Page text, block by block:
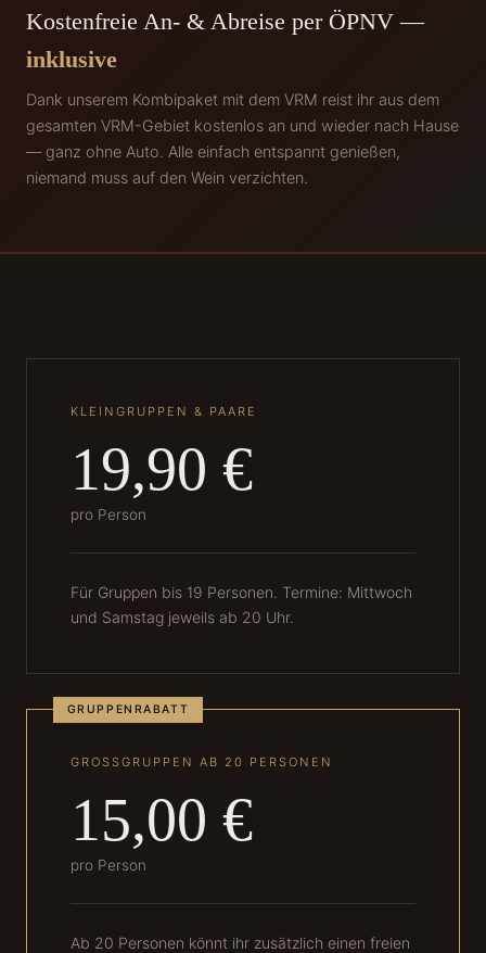
Kostenfreie An- & Abreise per ÖPNV —
inklusive
Dank unserem Kombipaket mit dem VRM reist ihr aus dem
gesamten VRM-Gebiet kostenlos an und wieder nach Hause
— ganz ohne Auto. Alle einfach entspannt genießen,
niemand muss auf den Wein verzichten.
KLEINGRUPPEN & PAARE
19,90 €
pro Person
Für Gruppen bis 19 Personen. Termine: Mittwoch
und Samstag jeweils ab 20 Uhr.
GRUPPENRABATT
GROSSGRUPPEN AB 20 PERSONEN
15,00 €
pro Person
Ab 20 Personen könnt ihr zusätzlich einen freien